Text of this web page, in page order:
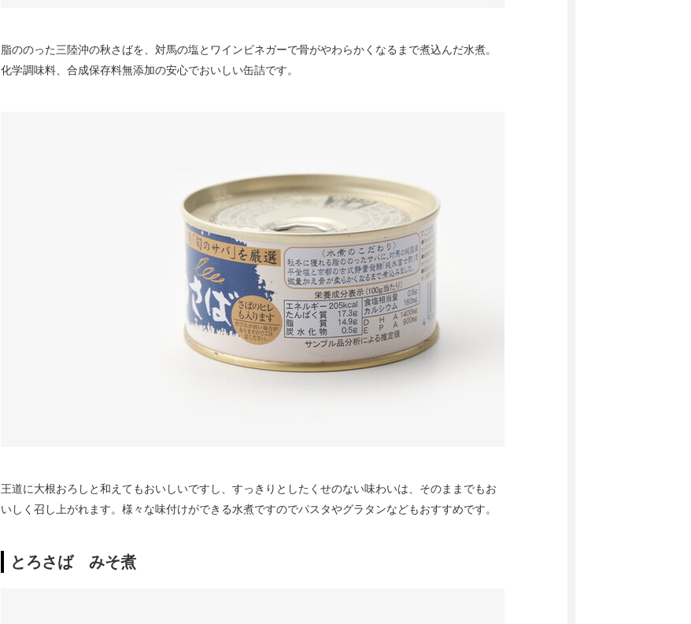
脂ののった三陸沖の秋さばを、対馬の塩とワインビネガーで骨がやわらかくなるまで煮込んだ水煮。
化学調味料、合成保存料無添加の安心でおいしい缶詰です。
王道に大根おろしと和えてもおいしいですし、すっきりとしたくせのない味わいは、そのままでもお
いしく召し上がれます。様々な味付けができる水煮ですのでパスタやグラタンなどもおすすめです。
とろさば みそ煮